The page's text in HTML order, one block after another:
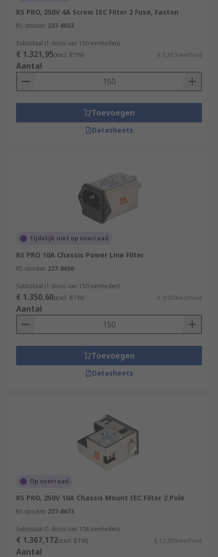
RS PRO, 250V 4A Screw IEC Filter 2 Fuse, Faston
RS-stocknr. 237-8652
Subtotaal (1 doos van 150 eenheden)
€ 1.321,95(excl. BTW) € 8,813/eenheid
Aantal
Toevoegen
Datasheets
Tijdelijk niet op voorraad
RS PRO 10A Chassis Power Line Filter
RS-stocknr. 237-8656
Subtotaal (1 doos van 150 eenheden)
€ 1.350,60(excl. BTW) € 9,004/eenheid
Aantal
Toevoegen
Datasheets
Op voorraad
RS PRO, 250V 10A Chassis Mount IEC Filter 2 Pole
RS-stocknr. 237-8673
Subtotaal (1 doos van 108 eenheden)
€ 1.367,172(excl. BTW) € 12,659/eenheid
Aantal